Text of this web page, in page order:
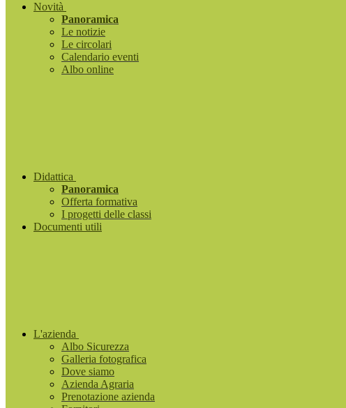
Novità
Panoramica
Le notizie
Le circolari
Calendario eventi
Albo online
Didattica
Panoramica
Offerta formativa
I progetti delle classi
Documenti utili
L'azienda
Albo Sicurezza
Galleria fotografica
Dove siamo
Azienda Agraria
Prenotazione azienda